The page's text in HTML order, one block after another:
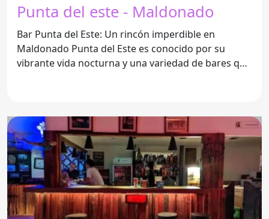
Punta del este - Maldonado
Bar Punta del Este: Un rincón imperdible en
Maldonado Punta del Este es conocido por su
vibrante vida nocturna y una variedad de bares que